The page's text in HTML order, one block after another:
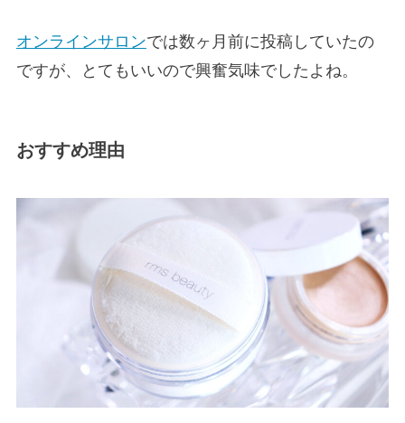
オンラインサロンでは数ヶ月前に投稿していたの
ですが、とてもいいので興奮気味でしたよね。
おすすめ理由